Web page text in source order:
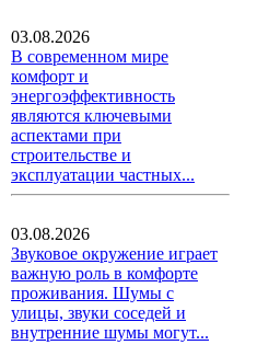
03.08.2026
В современном мире
комфорт и
энергоэффективность
являются ключевыми
аспектами при
строительстве и
эксплуатации частных...
03.08.2026
Звуковое окружение играет
важную роль в комфорте
проживания. Шумы с
улицы, звуки соседей и
внутренние шумы могут...